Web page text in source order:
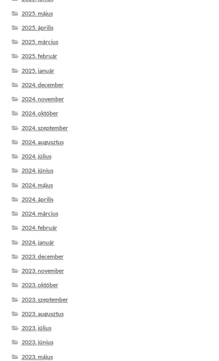
2025. május
2025. április
2025. március
2025. február
2025. január
2024. december
2024. november
2024. október
2024. szeptember
2024. augusztus
2024. július
2024. június
2024. május
2024. április
2024. március
2024. február
2024. január
2023. december
2023. november
2023. október
2023. szeptember
2023. augusztus
2023. július
2023. június
2023. május